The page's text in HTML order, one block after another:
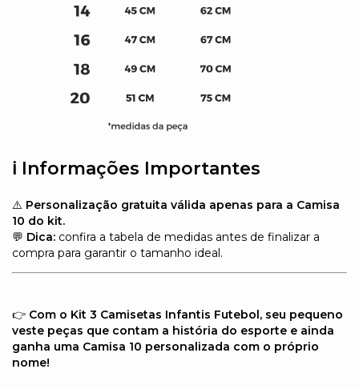
ℹ️ Informações Importantes
⚠️ Personalização gratuita válida apenas para a Camisa
10 do kit.
💬 Dica: confira a tabela de medidas antes de finalizar a
compra para garantir o tamanho ideal.
👉 Com o Kit 3 Camisetas Infantis Futebol, seu pequeno
veste peças que contam a história do esporte e ainda
ganha uma Camisa 10 personalizada com o próprio
nome!